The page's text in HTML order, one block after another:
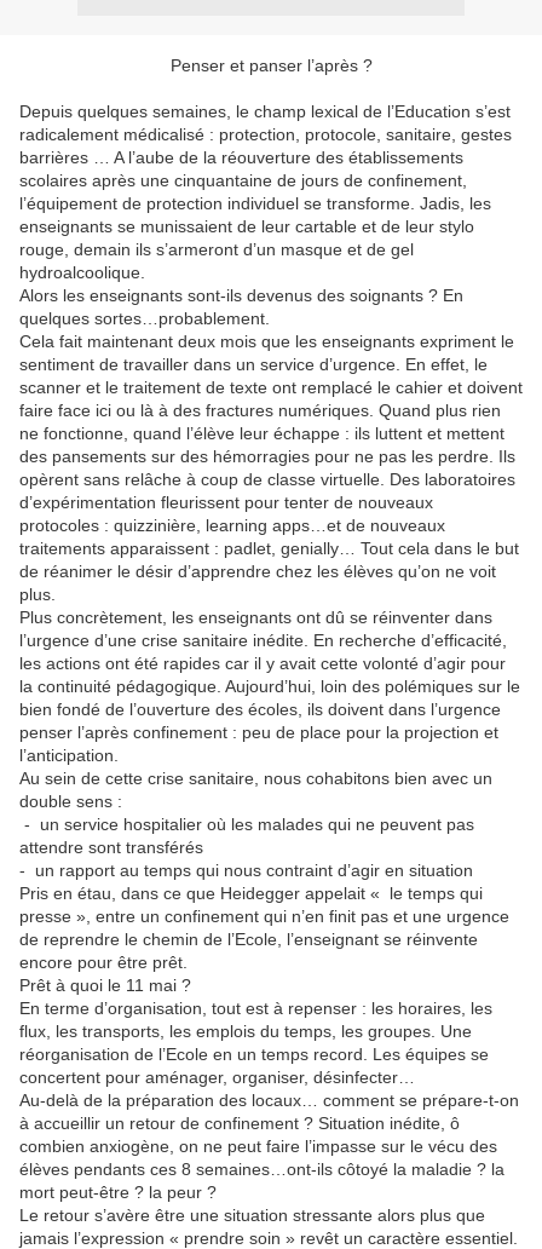
Penser et panser l’après ?
Depuis quelques semaines, le champ lexical de l’Education s’est
radicalement médicalisé : protection, protocole, sanitaire, gestes
barrières … A l’aube de la réouverture des établissements
scolaires après une cinquantaine de jours de confinement,
l’équipement de protection individuel se transforme. Jadis, les
enseignants se munissaient de leur cartable et de leur stylo
rouge, demain ils s’armeront d’un masque et de gel
hydroalcoolique.
Alors les enseignants sont-ils devenus des soignants ? En
quelques sortes…probablement.
Cela fait maintenant deux mois que les enseignants expriment le
sentiment de travailler dans un service d’urgence. En effet, le
scanner et le traitement de texte ont remplacé le cahier et doivent
faire face ici ou là à des fractures numériques. Quand plus rien
ne fonctionne, quand l’élève leur échappe : ils luttent et mettent
des pansements sur des hémorragies pour ne pas les perdre. Ils
opèrent sans relâche à coup de classe virtuelle. Des laboratoires
d’expérimentation fleurissent pour tenter de nouveaux
protocoles : quizzinière, learning apps…et de nouveaux
traitements apparaissent : padlet, genially… Tout cela dans le but
de réanimer le désir d’apprendre chez les élèves qu’on ne voit
plus.
Plus concrètement, les enseignants ont dû se réinventer dans
l’urgence d’une crise sanitaire inédite. En recherche d’efficacité,
les actions ont été rapides car il y avait cette volonté d’agir pour
la continuité pédagogique. Aujourd’hui, loin des polémiques sur le
bien fondé de l’ouverture des écoles, ils doivent dans l’urgence
penser l’après confinement : peu de place pour la projection et
l’anticipation.
Au sein de cette crise sanitaire, nous cohabitons bien avec un
double sens :
-
un service hospitalier où les malades qui ne peuvent pas
attendre sont transférés
-
un rapport au temps qui nous contraint d’agir en situation
Pris en étau, dans ce que Heidegger appelait « le temps qui
presse », entre un confinement qui n’en finit pas et une urgence
de reprendre le chemin de l’Ecole, l’enseignant se réinvente
encore pour être prêt.
Prêt à quoi le 11 mai ?
En terme d’organisation, tout est à repenser : les horaires, les
flux, les transports, les emplois du temps, les groupes. Une
réorganisation de l’Ecole en un temps record. Les équipes se
concertent pour aménager, organiser, désinfecter…
Au-delà de la préparation des locaux… comment se prépare-t-on
à accueillir un retour de confinement ? Situation inédite, ô
combien anxiogène, on ne peut faire l’impasse sur le vécu des
élèves pendants ces 8 semaines…ont-ils côtoyé la maladie ? la
mort peut-être ? la peur ?
Le retour s’avère être une situation stressante alors plus que
jamais l’expression « prendre soin » revêt un caractère essentiel.